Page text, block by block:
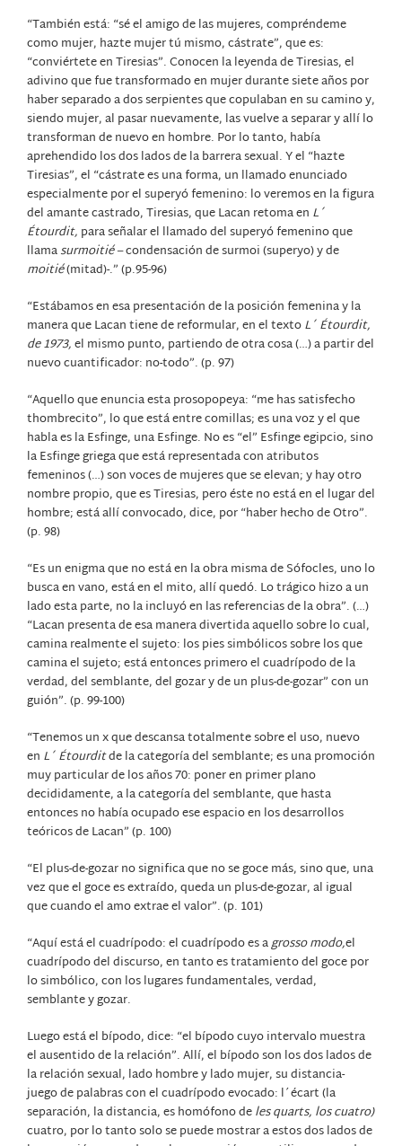
“También está: “sé el amigo de las mujeres, compréndeme
como mujer, hazte mujer tú mismo, cástrate”, que es:
“conviértete en Tiresias”. Conocen la leyenda de Tiresias, el
adivino que fue transformado en mujer durante siete años por
haber separado a dos serpientes que copulaban en su camino y,
siendo mujer, al pasar nuevamente, las vuelve a separar y allí lo
transforman de nuevo en hombre. Por lo tanto, había
aprehendido los dos lados de la barrera sexual. Y el “hazte
Tiresias”, el “cástrate es una forma, un llamado enunciado
especialmente por el superyó femenino: lo veremos en la figura
del amante castrado, Tiresias, que Lacan retoma en L´
Étourdit, para señalar el llamado del superyó femenino que
llamasurmoitié –condensación de surmoi (superyo) y de
moitié(mitad)-.” (p.95-96)
“Estábamos en esa presentación de la posición femenina y la
manera que Lacan tiene de reformular, en el textoL´ Étourdit,
de 1973,el mismo punto, partiendo de otra cosa (…) a partir del
nuevo cuantificador: no-todo”. (p. 97)
“Aquello que enuncia esta prosopopeya: “me has satisfecho
thombrecito”, lo que está entre comillas; es una voz y el que
habla es la Esfinge, una Esfinge. No es “el” Esfinge egipcio, sino
la Esfinge griega que está representada con atributos
femeninos (…) son voces de mujeres que se elevan; y hay otro
nombre propio, que es Tiresias, pero éste no está en el lugar del
hombre; está allí convocado, dice, por “haber hecho de Otro”.
(p. 98)
“Es un enigma que no está en la obra misma de Sófocles, uno lo
busca en vano, está en el mito, allí quedó. Lo trágico hizo a un
lado esta parte, no la incluyó en las referencias de la obra”. (…)
“Lacan presenta de esa manera divertida aquello sobre lo cual,
camina realmente el sujeto: los pies simbólicos sobre los que
camina el sujeto; está entonces primero el cuadrípodo de la
verdad, del semblante, del gozar y de un plus-de-gozar” con un
guión”. (p. 99-100)
“Tenemos un x que descansa totalmente sobre el uso, nuevo
en L´ Étourditde la categoría del semblante; es una promoción
muy particular de los años 70: poner en primer plano
decididamente, a la categoría del semblante, que hasta
entonces no había ocupado ese espacio en los desarrollos
teóricos de Lacan” (p. 100)
“El plus-de-gozar no significa que no se goce más, sino que, una
vez que el goce es extraído, queda un plus-de-gozar, al igual
que cuando el amo extrae el valor”. (p. 101)
“Aquí está el cuadrípodo: el cuadrípodo es agrosso modo,el
cuadrípodo del discurso, en tanto es tratamiento del goce por
lo simbólico, con los lugares fundamentales, verdad,
semblante y gozar.
Luego está el bípodo, dice: “el bípodo cuyo intervalo muestra
el ausentido de la relación”. Allí, el bípodo son los dos lados de
la relación sexual, lado hombre y lado mujer, su distancia-
juego de palabras con el cuadrípodo evocado: l´écart (la
separación, la distancia, es homófono deles quarts, los cuatro)
cuatro, por lo tanto solo se puede mostrar a estos dos lados de